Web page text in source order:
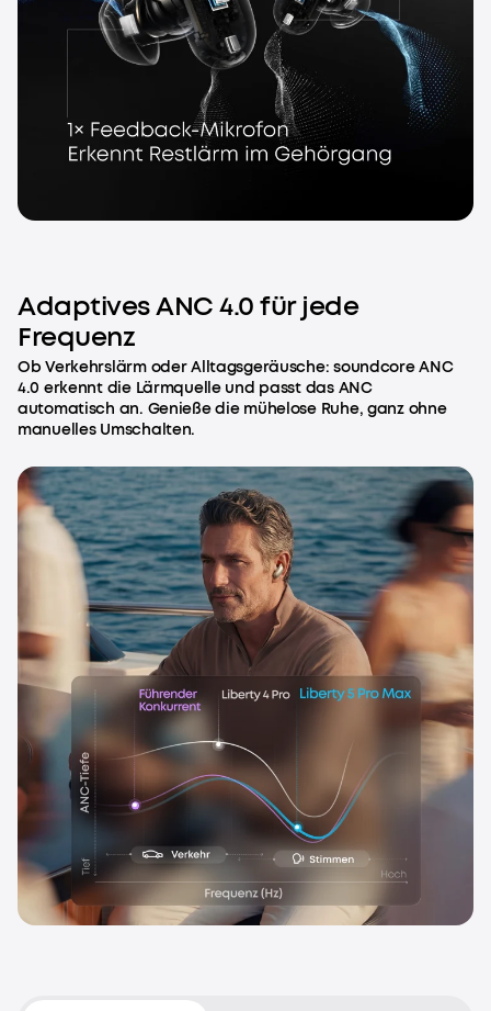
Adaptives ANC 4.0 für jede
Frequenz
Ob Verkehrslärm oder Alltagsgeräusche: soundcore ANC
4.0 erkennt die Lärmquelle und passt das ANC
automatisch an. Genieße die mühelose Ruhe, ganz ohne
manuelles Umschalten.